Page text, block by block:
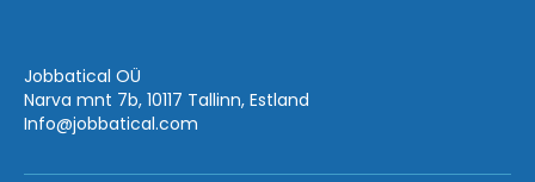
Jobbatical OÜ
Narva mnt 7b, 10117 Tallinn, Estland
Info@jobbatical.com